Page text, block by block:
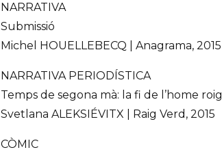
NARRATIVA
Submissió
Michel HOUELLEBECQ | Anagrama, 2015
NARRATIVA PERIODÍSTICA
Temps de segona mà: la fi de l’home roig
Svetlana ALEKSIÉVITX | Raig Verd, 2015
CÒMIC